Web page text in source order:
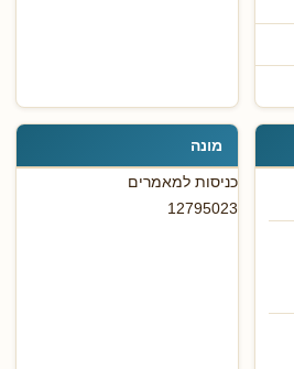
מונה
כניסות למאמרים
12795023